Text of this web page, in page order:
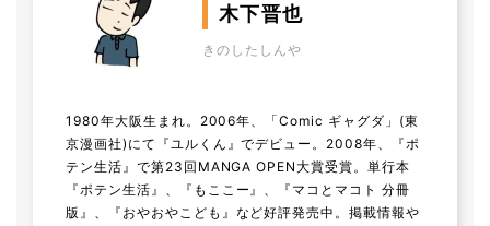
木下晋也
きのしたしんや
1980年大阪生まれ。2006年、「Comic ギャグダ」(東
京漫画社)にて『ユルくん』でデビュー。2008年、『ポ
テン生活』で第23回MANGA OPEN大賞受賞。単行本
『ポテン生活』、『もここー』、『マコとマコト 分冊
版』、『おやおやこども』など好評発売中。掲載情報や